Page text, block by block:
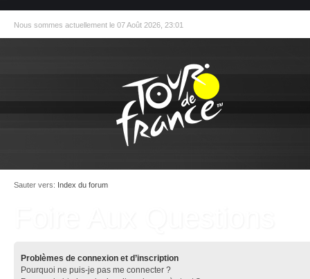
Nous sommes actuellement le 07 Août 2026, 23:01
Sauter vers: Index du forum
Problèmes de connexion et d’inscription
Pourquoi ne puis-je pas me connecter ?